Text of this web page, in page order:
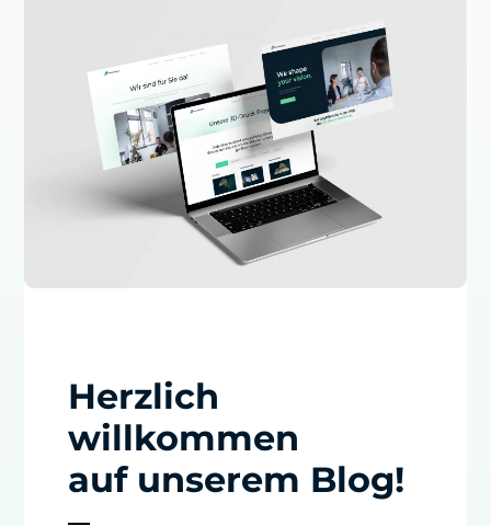
Herzlich
willkommen
auf unserem Blog!